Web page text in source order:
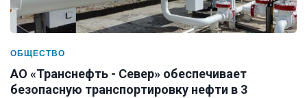
ОБЩЕСТВО
АО «Транснефть - Север» обеспечивает
безопасную транспортировку нефти в 3